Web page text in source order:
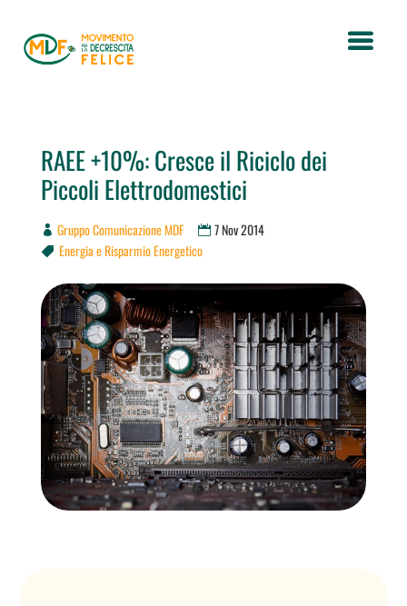
RAEE +10%: Cresce il Riciclo dei
Piccoli Elettrodomestici
Gruppo Comunicazione MDF 7 Nov 2014
 Energia e Risparmio Energetico